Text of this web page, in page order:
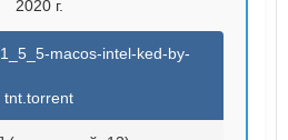
2020 г.
macos-intel-ked-by-
tnt.torrent